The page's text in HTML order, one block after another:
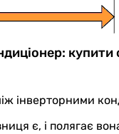
інверторними
є, і полягає